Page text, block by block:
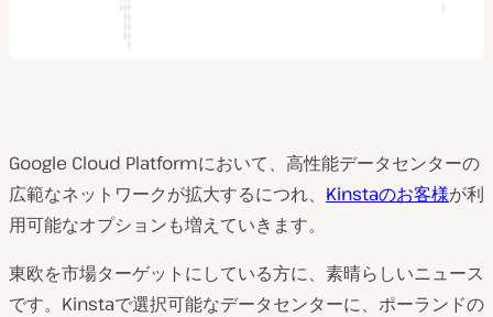
Google Cloud Platformにおいて、高性能データセンターの
広範なネットワークが拡大するにつれ、 Kinstaのお客様が利
用可能なオプションも増えていきます。
東欧を市場ターゲットにしている方に、素晴らしいニュース
です。Kinstaで選択可能なデータセンターに、ポーランドの